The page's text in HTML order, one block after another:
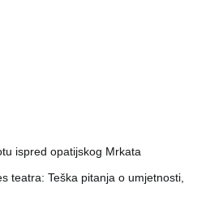
ispred opatijskog Mrkata
teatra: Teška pitanja o umjetnosti,